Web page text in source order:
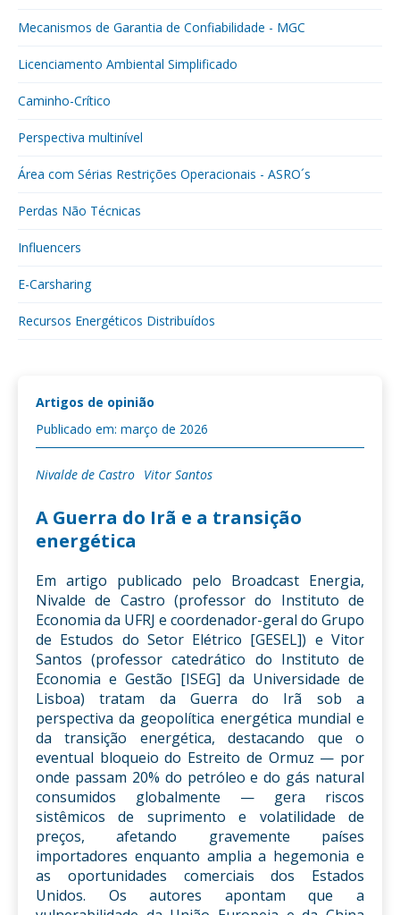
Mecanismos de Garantia de Confiabilidade - MGC
Licenciamento Ambiental Simplificado
Caminho-Crítico
Perspectiva multinível
Área com Sérias Restrições Operacionais - ASRO´s
Perdas Não Técnicas
Influencers
E-Carsharing
Recursos Energéticos Distribuídos
Artigos de opinião
Publicado em: março de 2026
Nivalde de Castro Vitor Santos
A Guerra do Irã e a transição
energética
Em artigo publicado pelo Broadcast Energia,
Nivalde de Castro (professor do Instituto de
Economia da UFRJ e coordenador-geral do Grupo
de Estudos do Setor Elétrico [GESEL]) e Vitor
Santos (professor catedrático do Instituto de
Economia e Gestão [ISEG] da Universidade de
Lisboa) tratam da Guerra do Irã sob a
perspectiva da geopolítica energética mundial e
da transição energética, destacando que o
eventual bloqueio do Estreito de Ormuz — por
onde passam 20% do petróleo e do gás natural
consumidos globalmente — gera riscos
sistêmicos de suprimento e volatilidade de
preços, afetando gravemente países
importadores enquanto amplia a hegemonia e
as oportunidades comerciais dos Estados
Unidos. Os autores apontam que a